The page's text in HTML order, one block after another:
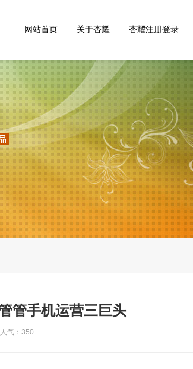
网站首页 关于杏耀 杏耀注册登录
管手机运营三巨头
气：350